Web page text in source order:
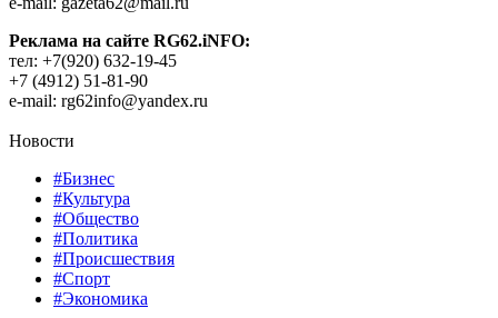
Реклама на сайте RG62.iNFO:
тел: +7(920) 632-19-45
+7 (4912) 51-81-90
e-mail: rg62info@yandex.ru
Новости
#Бизнес
#Культура
#Общество
#Политика
#Происшествия
#Спорт
#Экономика